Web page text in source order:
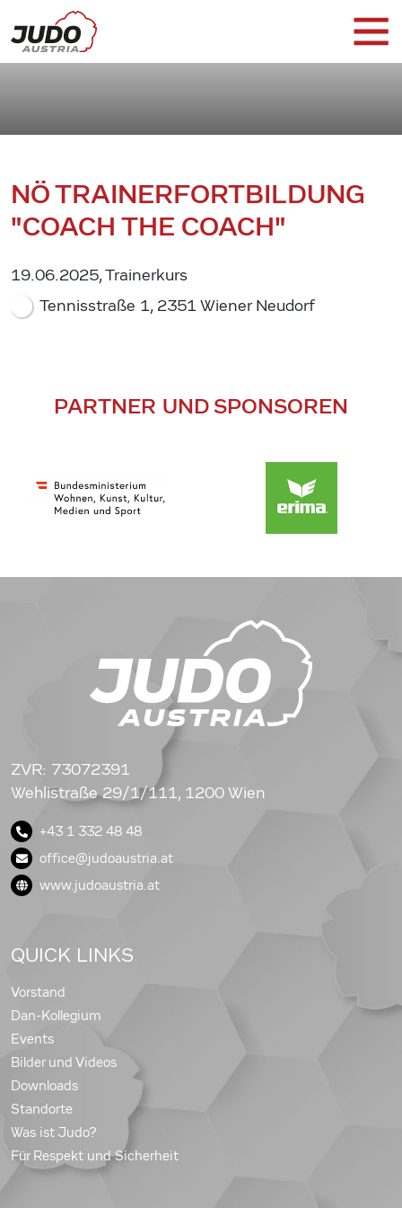
NÖ TRAINERFORTBILDUNG
"COACH THE COACH"
19.06.2025, Trainerkurs
Tennisstraße 1, 2351 Wiener Neudorf
PARTNER UND SPONSOREN
ZVR: 73072391
Wehlistraße 29/1/111, 1200 Wien
+43 1 332 48 48
office@judoaustria.at
www.judoaustria.at
QUICK LINKS
Vorstand
Dan-Kollegium
Events
Bilder und Videos
Downloads
Standorte
Was ist Judo?
Für Respekt und Sicherheit